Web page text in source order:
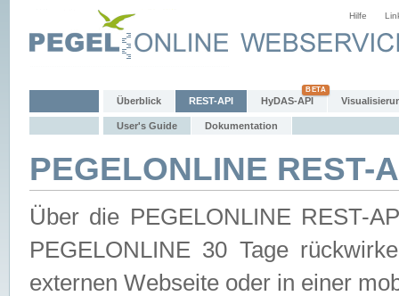
Hilfe
Überblick REST-API HyDAS-API
User's Guide Dokumentation
PEGELONLINE REST-
Über die PEGELONLINE REST-
PEGELONLINE 30 Tage
externen Webseite oder in einer